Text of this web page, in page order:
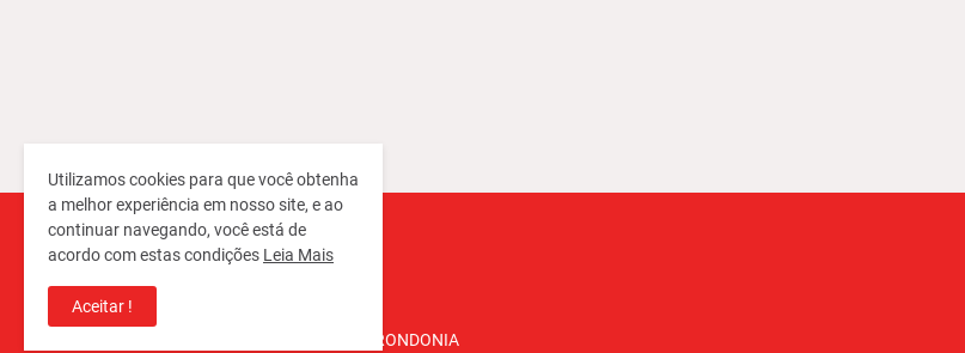
REPORTER RONDONIA
Utilizamos cookies para que você obtenha
a melhor experiência em nosso site, e ao
continuar navegando, você está de
acordo com estas condições Leia Mais
Aceitar !